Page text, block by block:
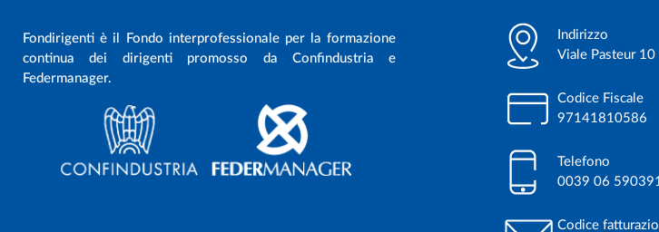
Fondirigenti è il Fondo interprofessionale per la formazione
continua dei dirigenti promosso da Confindustria e
Federmanager.
Indirizzo
Viale Pasteur
Codice Fiscale
97141810586
Telefono
0039 06
Codice